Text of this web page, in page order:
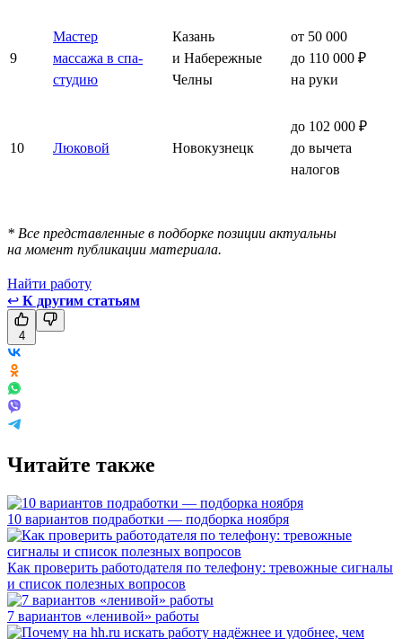
9
Мастер
массажа в спа-
студию
Казань
и Набережные
Челны
от 50 000
до 110 000 ₽
на руки
10 Люковой Новокузнецк
до 102 000 ₽
до вычета
налогов
* Все представленные в подборке позиции актуальны
на момент публикации материала.
Найти работу
↩ К другим статьям
4
Читайте также
10 вариантов подработки — подборка ноября
Как проверить работодателя по телефону: тревожные сигналы
и список полезных вопросов
7 вариантов «ленивой» работы